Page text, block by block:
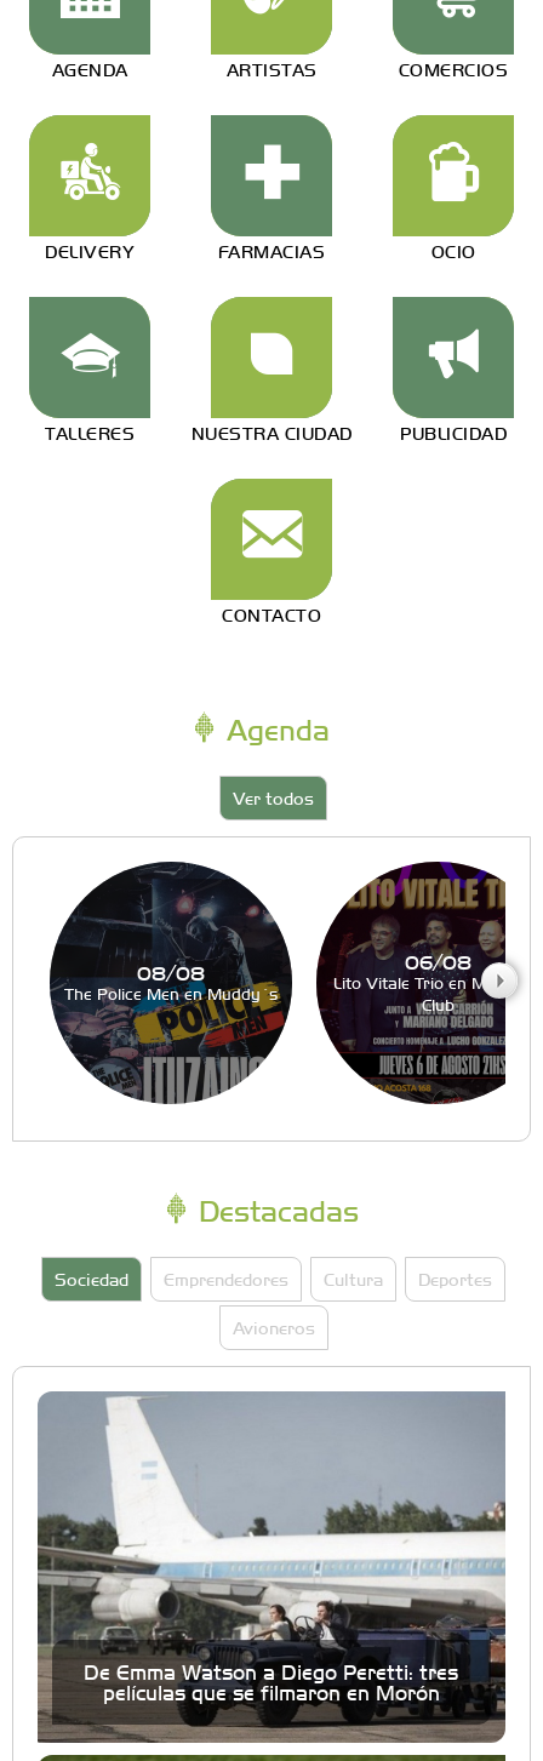
AGENDA ARTISTAS COMERCIOS
DELIVERY FARMACIAS OCIO
TALLERES NUESTRA CIUDAD PUBLICIDAD
CONTACTO
Agenda
Ver todos
08/08
The Police Men en Muddy´s
06/08
Lito Vitale Trio en Muddy´s
Club
Destacadas
Sociedad Emprendedores Cultura Deportes
Avioneros
De Emma Watson a Diego Peretti: tres
películas que se filmaron en Morón